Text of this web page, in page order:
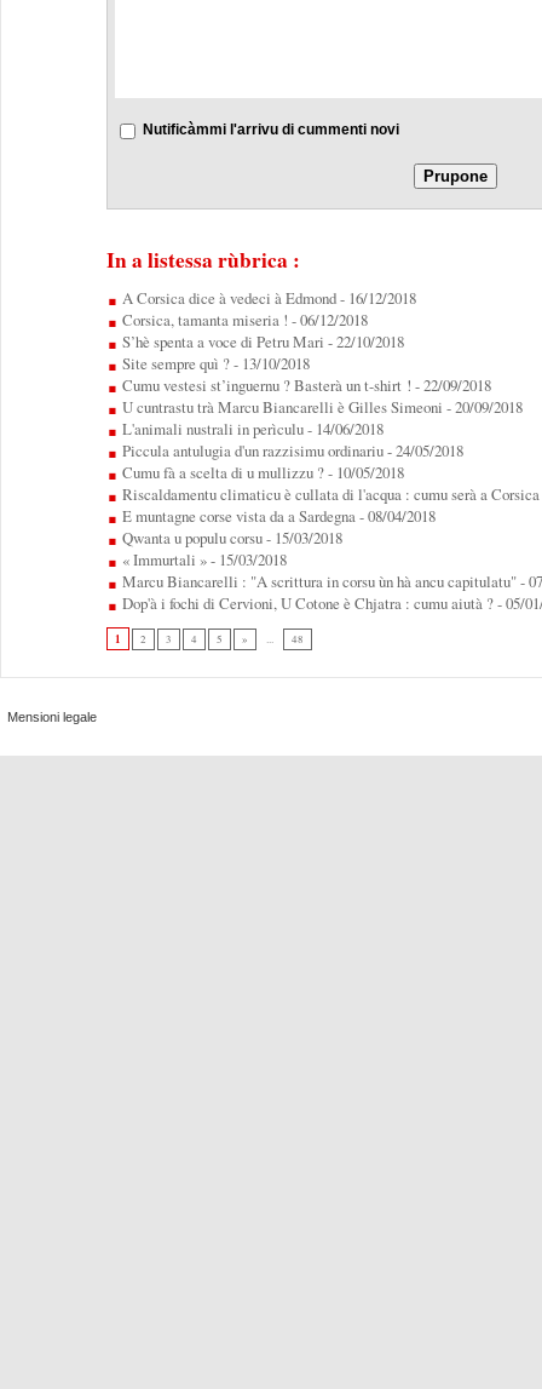
Nutificàmmi l'arrivu di cummenti novi
In a listessa rùbrica :
A Corsica dice à vedeci à Edmond- 16/12/2018
Corsica, tamanta miseria ! - 06/12/2018
S’hè spenta a voce di Petru Mari - 22/10/2018
Site sempre quì ?- 13/10/2018
Cumu vestesi st’inguernu ? Basterà un t-shirt ! - 22/09/2018
U cuntrastu trà Marcu Biancarelli è Gilles Simeoni - 20/09/2018
L'animali nustrali in perìculu- 14/06/2018
Piccula antulugia d'un razzisimu ordinariu- 24/05/2018
Cumu fà a scelta di u mullizzu ?- 10/05/2018
Riscaldamentu climaticu è cullata di l'acqua : cumu serà a Corsica
E muntagne corse vista da a Sardegna- 08/04/2018
Qwanta u populu corsu- 15/03/2018
« Immurtali »- 15/03/2018
Marcu Biancarelli : "A scrittura in corsu ùn hà ancu capitulatu"-
Dop'à i fochi di Cervioni, U Cotone è Chjatra : cumu aiutà ?- 05/
1 2 3 4 5 » ... 48
Mensioni legale